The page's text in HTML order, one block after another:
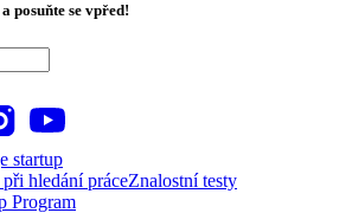
posuňte se vpřed!
startup
při hledání práceZnalostní testy
Program